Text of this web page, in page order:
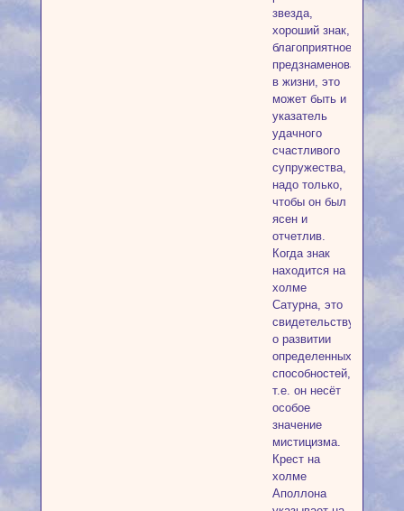
звезда,
хороший знак,
благоприятное
предзнаменование
в жизни, это
может быть и
указатель
удачного
счастливого
супружества,
надо только,
чтобы он был
ясен и
отчетлив.
Когда знак
находится на
холме
Сатурна, это
свидетельствует
о развитии
определенных
способностей,
т.е. он несёт
особое
значение
мистицизма.
Крест на
холме
Аполлона